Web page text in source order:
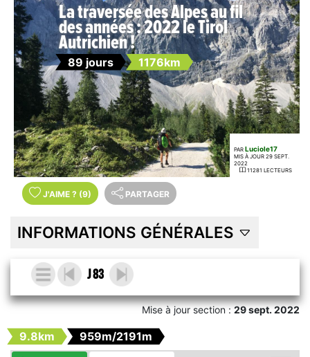
La traversée des Alpes au fil
des années : 2022 le Tirol
Autrichien !
89 jours 1176km
PAR Luciole17
MIS À JOUR 29 SEPT.
2022
11281 LECTEURS
J'AIME ? (9) PARTAGER
INFORMATIONS GÉNÉRALES
J 83
Mise à jour section :29 sept. 2022
9.8km
959m/2191m